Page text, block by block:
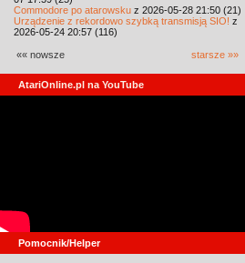
Commodore po atarowsku z 2026-05-28 21:50 (21)
Urządzenie z rekordowo szybką transmisją SIO! z
2026-05-24 20:57 (116)
«« nowsze starsze »»
AtariOnline.pl na YouTube
Pomocnik/Helper